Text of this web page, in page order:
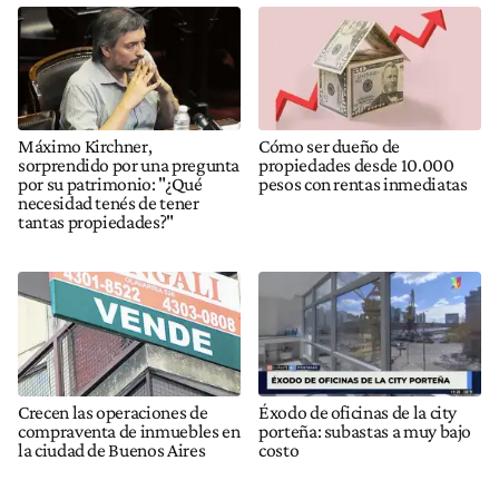
Máximo Kirchner,
sorprendido por una pregunta
por su patrimonio: "¿Qué
necesidad tenés de tener
tantas propiedades?"
Cómo ser dueño de
propiedades desde 10.000
pesos con rentas inmediatas
Crecen las operaciones de
compraventa de inmuebles en
la ciudad de Buenos Aires
Éxodo de oficinas de la city
porteña: subastas a muy bajo
costo